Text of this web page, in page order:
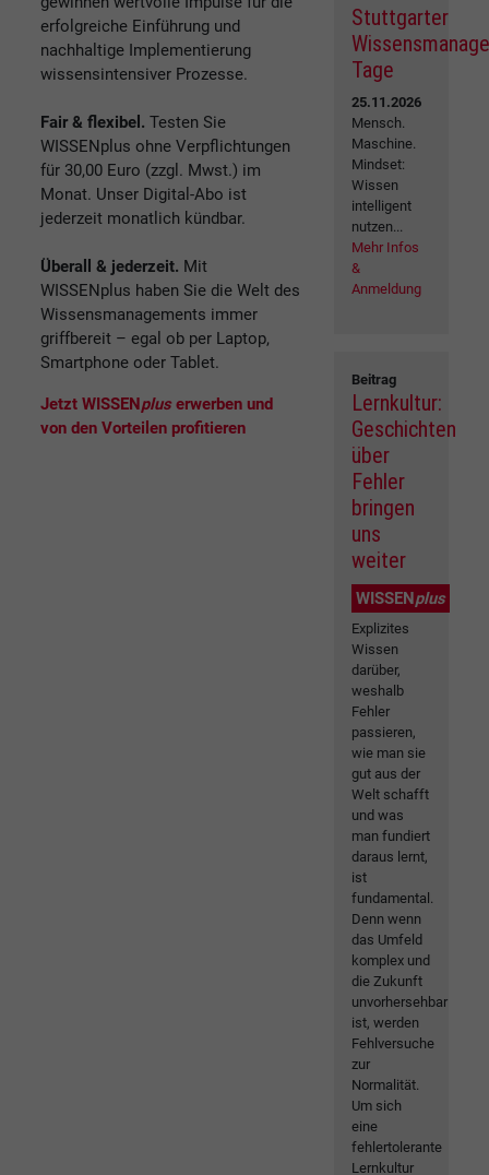
erfolgreiche Einführung und
nachhaltige Implementierung
wissensintensiver Prozesse.
Fair & flexibel. Testen Sie
WISSENplus ohne Verpflichtungen
für 30,00 Euro (zzgl. Mwst.) im
Monat. Unser Digital-Abo ist
jederzeit monatlich kündbar.
Überall & jederzeit. Mit
WISSENplus haben Sie die Welt des
Wissensmanagements immer
griffbereit – egal ob per Laptop,
Smartphone oder Tablet.
Jetzt WISSENplus erwerben und
von den Vorteilen profitieren
Stuttgarter
Tage
25.11.2026
Mensch.
Maschine.
Mindset:
Wissen
intelligent
nutzen...
Mehr Infos
&
Anmeldung
Beitrag
Lernkultur:
Geschichten
über
Fehler
bringen
uns
weiter
WISSENplus
Explizites
Wissen
darüber,
weshalb
Fehler
passieren,
wie man sie
gut aus der
Welt schafft
und was
man fundiert
daraus lernt,
ist
fundamental.
Denn wenn
das Umfeld
komplex und
die Zukunft
unvorhersehbar
ist, werden
Fehlversuche
zur
Normalität.
Um sich
eine
fehlertolerante
Lernkultur